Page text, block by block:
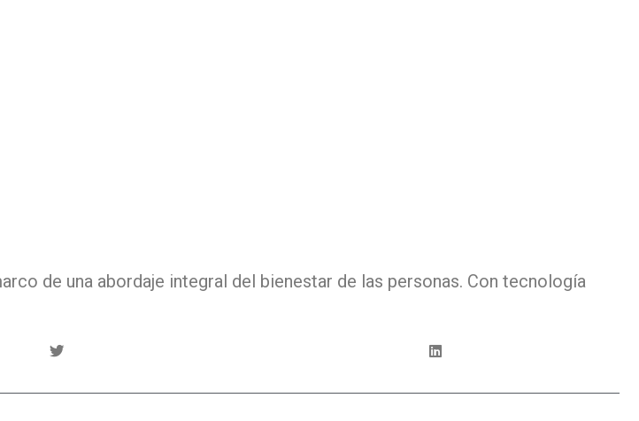
de una abordaje integral del bienestar de las personas. Con tecnología